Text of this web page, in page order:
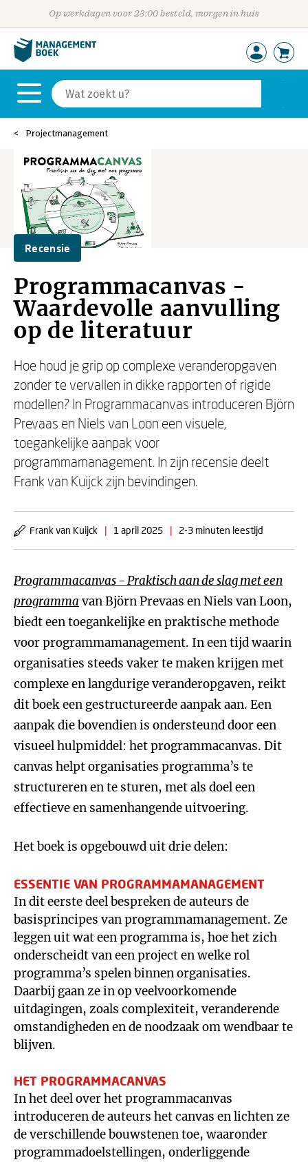
Op werkdagen voor 23:00 besteld, morgen in huis
Projectmanagement
Recensie
Programmacanvas -
Waardevolle aanvulling
op de literatuur
Hoe houd je grip op complexe veranderopgaven
zonder te vervallen in dikke rapporten of rigide
modellen? In Programmacanvas introduceren Björn
Prevaas en Niels van Loon een visuele,
toegankelijke aanpak voor
programmamanagement. In zijn recensie deelt
Frank van Kuijck zijn bevindingen.
Frank van Kuijck | 1 april 2025 | 2-3 minuten leestijd
Programmacanvas - Praktisch aan de slag met een
programma van Björn Prevaas en Niels van Loon,
biedt een toegankelijke en praktische methode
voor programmamanagement. In een tijd waarin
organisaties steeds vaker te maken krijgen met
complexe en langdurige veranderopgaven, reikt
dit boek een gestructureerde aanpak aan. Een
aanpak die bovendien is ondersteund door een
visueel hulpmiddel: het programmacanvas. Dit
canvas helpt organisaties programma’s te
structureren en te sturen, met als doel een
effectieve en samenhangende uitvoering.
Het boek is opgebouwd uit drie delen:
ESSENTIE VAN PROGRAMMAMANAGEMENT
In dit eerste deel bespreken de auteurs de
basisprincipes van programmamanagement. Ze
leggen uit wat een programma is, hoe het zich
onderscheidt van een project en welke rol
programma’s spelen binnen organisaties.
Daarbij gaan ze in op veelvoorkomende
uitdagingen, zoals complexiteit, veranderende
omstandigheden en de noodzaak om wendbaar te
blijven.
HET PROGRAMMACANVAS
In het deel over het programmacanvas
introduceren de auteurs het canvas en lichten ze
de verschillende bouwstenen toe, waaronder
programmadoelstellingen, onderliggende